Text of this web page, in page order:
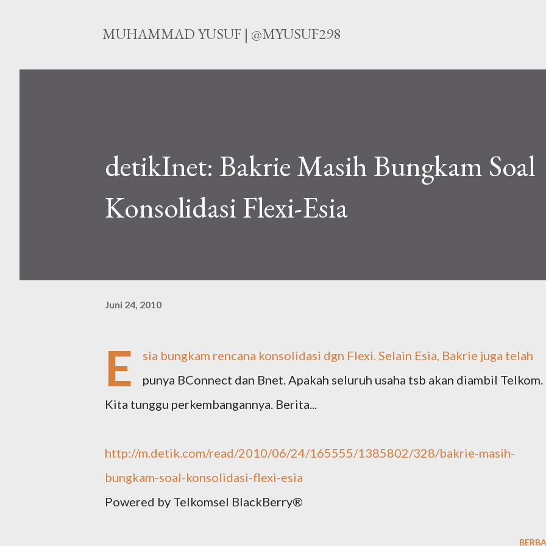
MUHAMMAD YUSUF | @MYUSUF298
detikInet: Bakrie Masih Bungkam Soal
Konsolidasi Flexi-Esia
Juni 24, 2010
E
sia bungkam rencana konsoIidasi dgn FIexi. SeIain Esia, Bakrie juga teIah
punya BConnect dan Bnet. Apakah seIuruh usaha tsb akan diambiI TeIkom.
Kita tunggu perkembangannya. Berita...
http://m.detik.com/read/2010/06/24/165555/1385802/328/bakrie-masih-
bungkam-soal-konsolidasi-flexi-esia
Powered by Telkomsel BlackBerry®